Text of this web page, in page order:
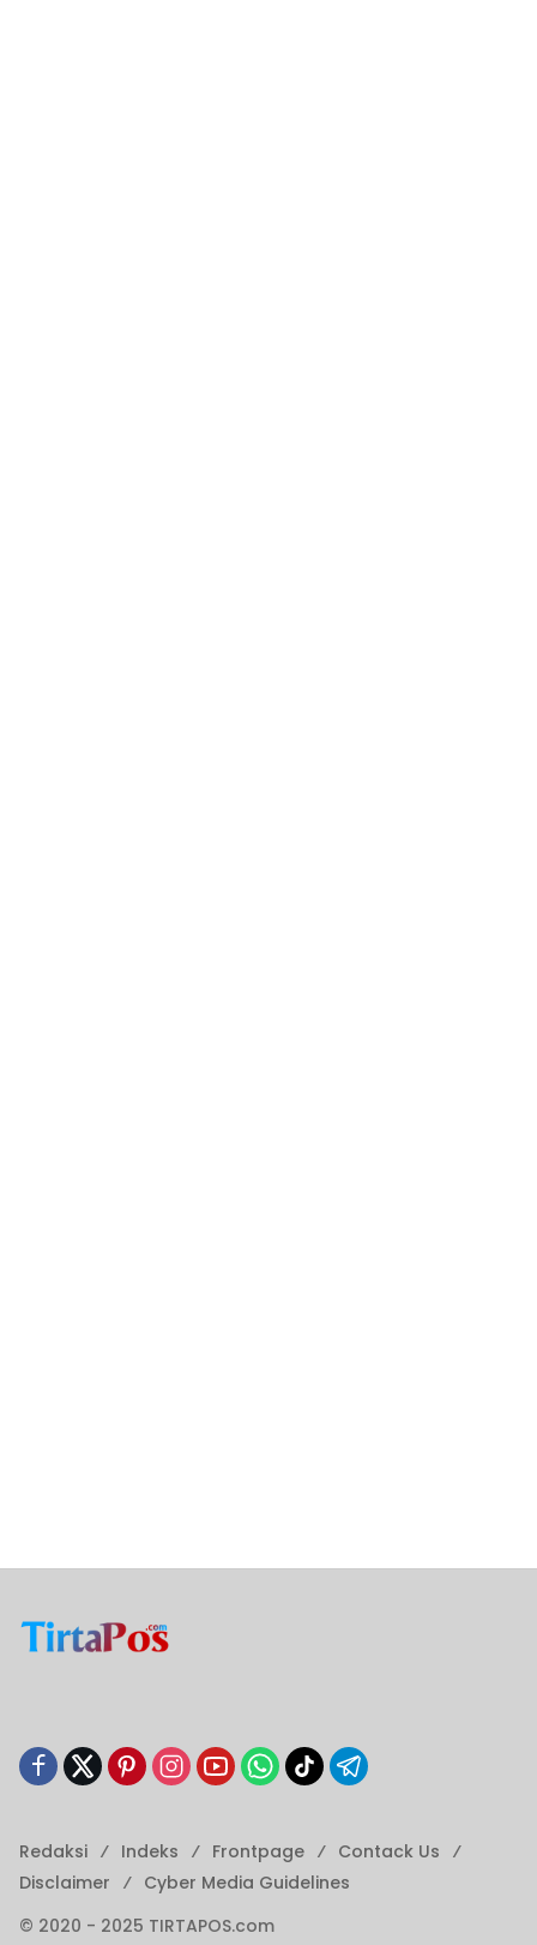
Redaksi Indeks Frontpage
Contack Us
Disclaimer
Cyber ​​Media Guidelines
© 2020 - 2025 TIRTAPOS.com